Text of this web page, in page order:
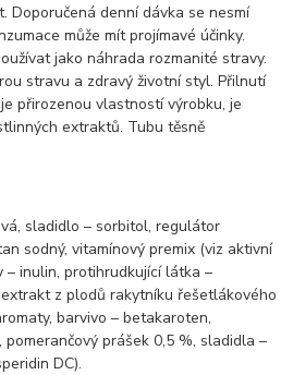
Doporučená denní dávka se nesmí
může mít projímavé účinky.
jako náhrada rozmanité stravy.
stravu a zdravý životní styl. Přilnutí
přirozenou vlastností výrobku, je
extraktů. Tubu těsně
sladidlo – sorbitol, regulátor
sodný, vitamínový premix (viz aktivní
– inulin, protihrudkující látka –
z plodů rakytníku řešetlákového
barvivo – betakaroten,
prášek 0,5 %, sladidla –
DC).